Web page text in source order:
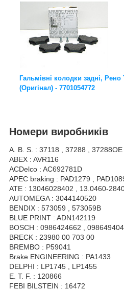
Гальмівні колодки задні,
(Оригінал) - 7701054772
Номери виробників
A. B. S. : 37118 , 37288 , 37288OE
ABEX : AVR116
ACDelco : AC692781D
APEC braking : PAD1279 ,
ATE : 13046028402 , 13.0460-
AUTOMEGA : 3044140520
BENDIX : 573059 , 573059B
BLUE PRINT : ADN142119
BOSCH : 0986424662 ,
BRECK : 23980 00 703 00
BREMBO : P59041
Brake ENGINEERING : PA1433
DELPHI : LP1745 , LP1455
E. T. F. : 120866
FEBI BILSTEIN : 16472